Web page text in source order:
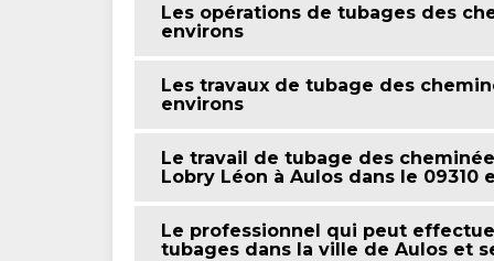
Les opérations de tubages des
environs
Les travaux de tubage des
environs
Le travail de tubage des
Lobry Léon à Aulos dans le
Le professionnel qui peut
tubages dans la ville de Aulos et